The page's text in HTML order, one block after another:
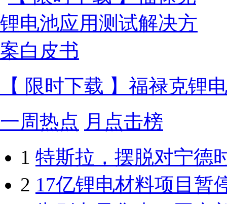
【 限时下载 】福禄克锂
一周热点 月点击榜
1 特斯拉，摆脱对宁德
2 17亿锂电材料项目暂